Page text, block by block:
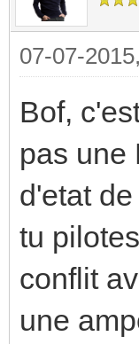
07-07-
Bof,
pas une
d'etat
tu
conflit
une